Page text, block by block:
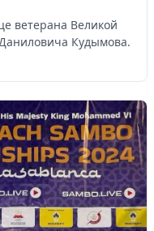
ветерана Великой
Кудымова.